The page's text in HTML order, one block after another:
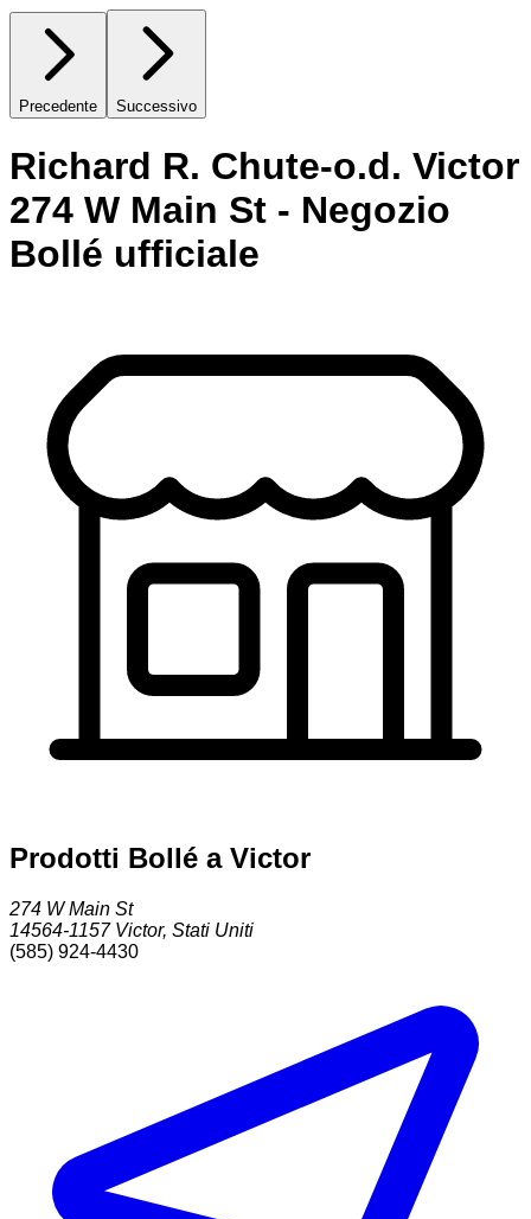
Precedente Successivo
Richard R. Chute-o.d. Victor
274 W Main St - Negozio
Bollé ufficiale
Prodotti Bollé a Victor
274 W Main St
14564-1157 Victor, Stati Uniti
(585) 924-4430